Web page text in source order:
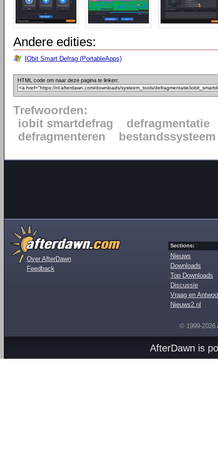
Andere edities:
IObit Smart Defrag (PortableApps)
HTML code om naar deze pagina te linken:
Trefwoorden:
iobit smartdefrag
defragmentatie
defragmenteren
bestandssysteem
Over AfterDawn
Feedback
Sections:
Nieuws
Downloads
Top Downloads
Discussie
Vraag en
Nieuws2.nl
© 1999-2026
AfterDawn is